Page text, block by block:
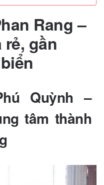
Rang –
gần
Quỳnh –
tâm thành